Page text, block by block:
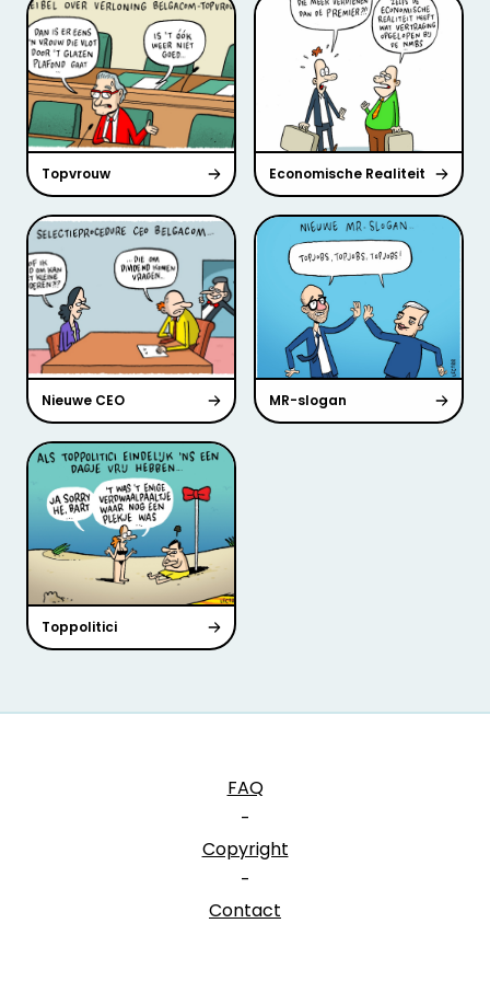
Topvrouw Economische Realiteit
Nieuwe CEO MR-slogan
Toppolitici
FAQ
-
Copyright
-
Contact